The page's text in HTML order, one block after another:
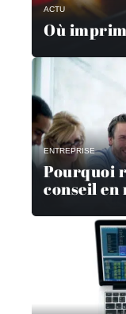
ACTU
Où
ENTREPRISE
Pourquoi
conseil en